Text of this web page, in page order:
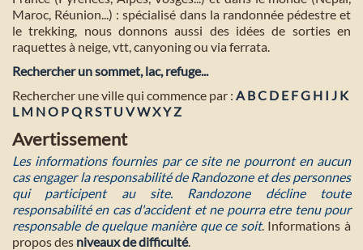
Maroc, Réunion...) : spécialisé dans la randonnée pédestre et
le trekking, nous donnons aussi des idées de sorties en
raquettes à neige, vtt, canyoning ou via ferrata.
Rechercher un sommet, lac, refuge...
Rechercher une ville qui commence par : A BC D E FG H I J K
L M NO PQ RST U VWXYZ
Avertissement
Les informations fournies par ce site ne pourront en aucun
cas engager la responsabilité de Randozone et des personnes
qui participent au site. Randozone décline toute
responsabilité en cas d'accident et ne pourra etre tenu pour
responsable de quelque manière que ce soit. Informations à
propos des niveaux de difficulté.